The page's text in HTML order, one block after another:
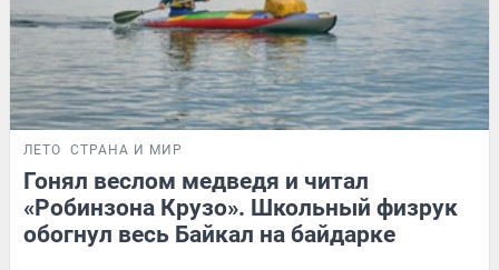
ЛЕТО СТРАНА И МИР
Гонял веслом медведя и читал
«Робинзона Крузо». Школьный физрук
обогнул весь Байкал на байдарке